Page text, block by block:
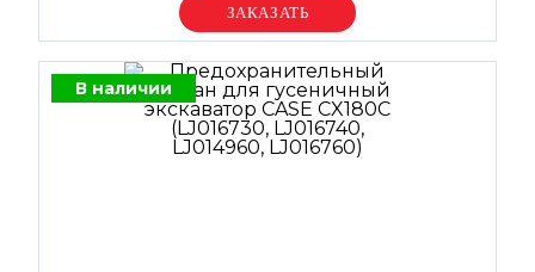
Уточняйте цену
В наличии